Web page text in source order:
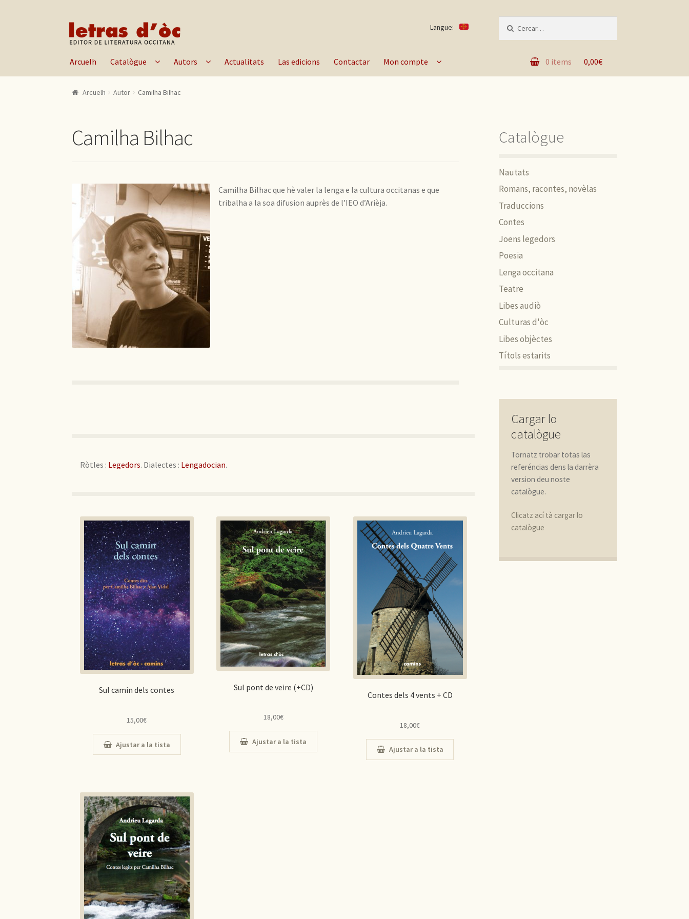
Skip to navigation
Skip to content Langue:
Arcuelh Catalògue Autors Actualitats Las edicions Contactar Mon compte 0,00€
0 items
Arcuelh Autor Camilha Bilhac
Camilha Bilhac
Camilha Bilhac que hè valer la lenga e la cultura occitanas e que
tribalha a la soa difusion auprès de l’IEO d’Arièja.
Ròtles : Legedors. Dialectes : Lengadocian.
Sul camin dels contes
15,00€
Ajustar a la tista
Sul pont de veire (+CD)
18,00€
Ajustar a la tista
Contes dels 4 vents + CD
18,00€
Ajustar a la tista
Catalògue
Nautats
Romans, racontes, novèlas
Traduccions
Contes
Joens legedors
Poesia
Lenga occitana
Teatre
Libes audiò
Culturas d'òc
Libes objèctes
Títols estarits
Cargar lo
catalògue
Tornatz trobar totas las
referéncias dens la darrèra
version deu noste
catalògue.
Clicatz ací tà cargar lo
catalògue